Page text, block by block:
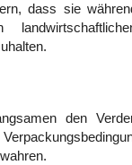
dass sie
den